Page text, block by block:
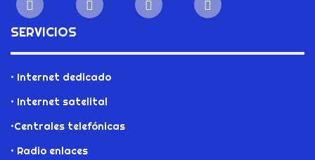
SERVICIOS
• Internet dedicado
• Internet satelital
•Centrales telefónicas
• Radio enlaces